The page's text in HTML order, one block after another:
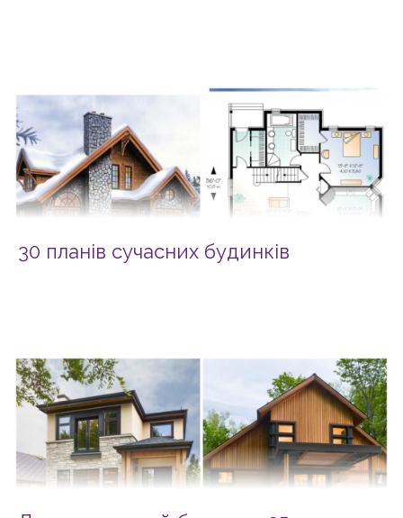
30 планів сучасних будинків